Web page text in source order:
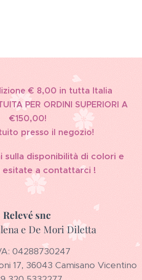
€ 8,00 in tutta Italia
PER ORDINI SUPERIORI A
€150,00!
presso il negozio!
sulla disponibilità di colori e
esitate a contattarci !
Relevé snc
e De Mori Diletta
04288730247
17, 36043 Camisano Vicentino